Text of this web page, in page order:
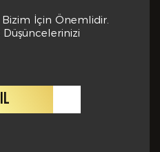
İçin Önemlidir.